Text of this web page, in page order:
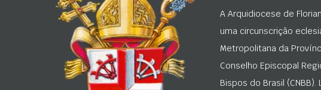
A Arquidiocese de
uma circunscrição
Metropolitana da
Conselho Episcopal
Bispos do Brasil (CNBB).